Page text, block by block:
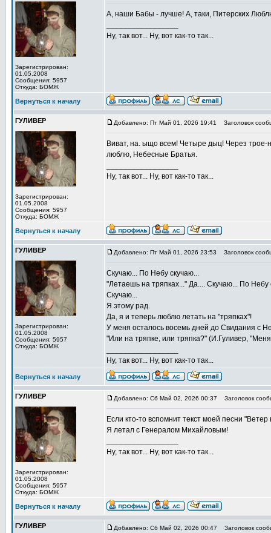
Зарегистрирован:
01.05.2008
Сообщения: 5957
Откуда: БОМЖ
А, наши Бабы - лучше! А, таки, Питерских
Ну, так вот... Ну, вот как-то так...
Вернуться к началу
ГУЛИВЕР
Зарегистрирован:
01.05.2008
Сообщения: 5957
Откуда: БОМЖ
Добавлено: Пт Май 01, 2026 19:41 Заголовок
Виват, на. ыщо всем! Четыре дыц! Через
люблю, Небесные Братья.
Ну, так вот... Ну, вот как-то так...
Вернуться к началу
ГУЛИВЕР
Зарегистрирован:
01.05.2008
Сообщения: 5957
Откуда: БОМЖ
Добавлено: Пт Май 01, 2026 23:53 Заголовок
Скучаю... По Небу скучаю...
"Летаешь на тряпках..." Да.... Скучаю... По Небу
Скучаю...
Я этому рад.
Да, я и теперь люблю летать на "тряпках"!
У меня осталось восемь дней до Свидания с
"Или на тряпке, или тряпка?" (И.Гуливер,
Ну, так вот... Ну, вот как-то так...
Вернуться к началу
ГУЛИВЕР
Зарегистрирован:
01.05.2008
Сообщения: 5957
Откуда: БОМЖ
Добавлено: Сб Май 02, 2026 00:37 Заголовок
Если кто-то вспомнит текст моей песни
Я летал с Генералом Михайловым!
Ну, так вот... Ну, вот как-то так...
Вернуться к началу
ГУЛИВЕР Добавлено: Сб Май 02, 2026 00:47 Заголовок